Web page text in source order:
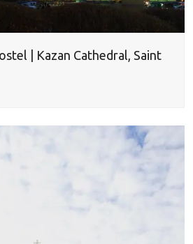
| Kazan Cathedral, Saint